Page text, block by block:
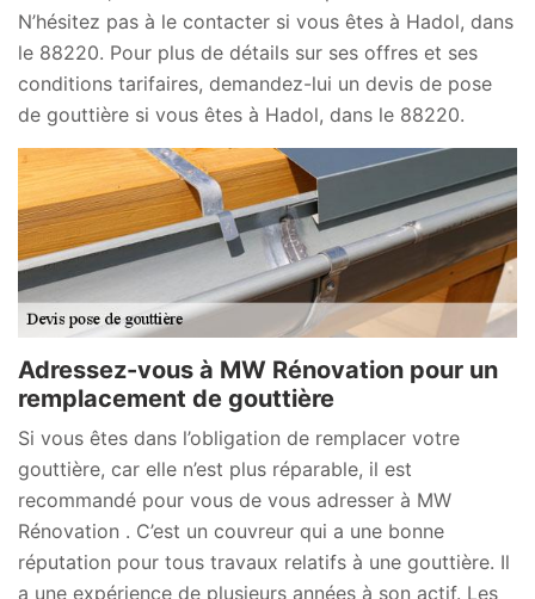
N’hésitez pas à le contacter si vous êtes à Hadol, dans
le 88220. Pour plus de détails sur ses offres et ses
conditions tarifaires, demandez-lui un devis de pose
de gouttière si vous êtes à Hadol, dans le 88220.
Adressez-vous à MW Rénovation pour un
remplacement de gouttière
Si vous êtes dans l’obligation de remplacer votre
gouttière, car elle n’est plus réparable, il est
recommandé pour vous de vous adresser à MW
Rénovation . C’est un couvreur qui a une bonne
réputation pour tous travaux relatifs à une gouttière. Il
a une expérience de plusieurs années à son actif. Les